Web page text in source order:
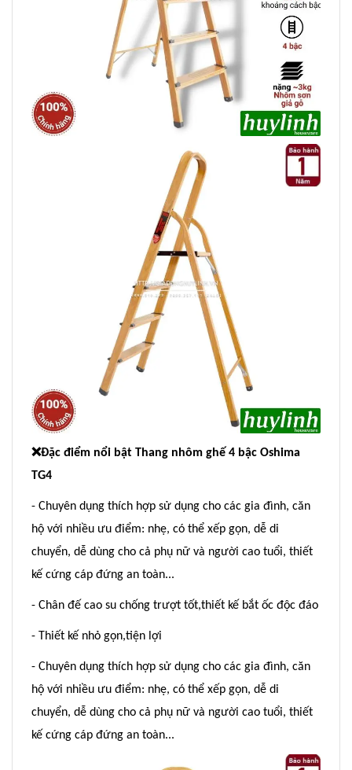
❌Đặc điểm nổi bật Thang nhôm ghế 4 bậc Oshima
TG4
- Chuyên dụng thích hợp sử dụng cho các gia đình, căn
hộ với nhiều ưu điểm: nhẹ, có thể xếp gọn, dễ di
chuyển, dễ dùng cho cả phụ nữ và người cao tuổi, thiết
kế cứng cáp đứng an toàn...
- Chân đế cao su chống trượt tốt,thiết kế bắt ốc độc đáo
- Thiết kế nhỏ gọn,tiện lợi
- Chuyên dụng thích hợp sử dụng cho các gia đình, căn
hộ với nhiều ưu điểm: nhẹ, có thể xếp gọn, dễ di
chuyển, dễ dùng cho cả phụ nữ và người cao tuổi, thiết
kế cứng cáp đứng an toàn...